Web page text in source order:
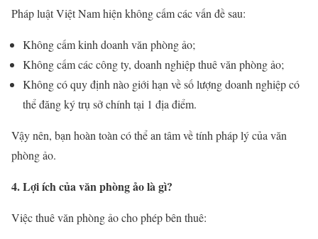
Pháp luật Việt Nam hiện không cấm các vấn đề sau:
Không cấm kinh doanh văn phòng ảo;
Không cấm các công ty, doanh nghiệp thuê văn phòng ảo;
Không có quy định nào giới hạn về số lượng doanh nghiệp có
thể đăng ký trụ sở chính tại 1 địa điểm.
Vậy nên, bạn hoàn toàn có thể an tâm về tính pháp lý của văn
phòng ảo.
4. Lợi ích của văn phòng ảo là gì?
Việc thuê văn phòng ảo cho phép bên thuê: